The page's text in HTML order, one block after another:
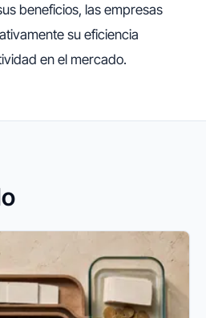
beneficios, las empresas
su eficiencia
en el mercado.